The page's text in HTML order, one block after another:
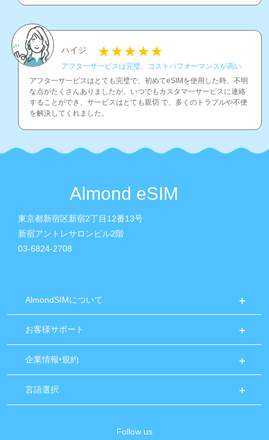
ハイジ
アフタ一サ一ピスは完璧、コストパフオ一マンスが高い
アフタ一サ一ピスはとても完璧で、初めてeSIMを使用した時、不明
な点がたくさんありましたが、いつでもカスタマ一サ一ピスに連絡
することができ、サ一ビスはとても親切 で、多くのトラプルや不便
を解決してくれました。
Almond eSIM
東京都新宿区新宿2丁目12番13号
新宿アントレサロンビル2階
03-6824-2708
AlmondSIMについて
お客様サポート
企業情報•規約
言語選択
Follow us